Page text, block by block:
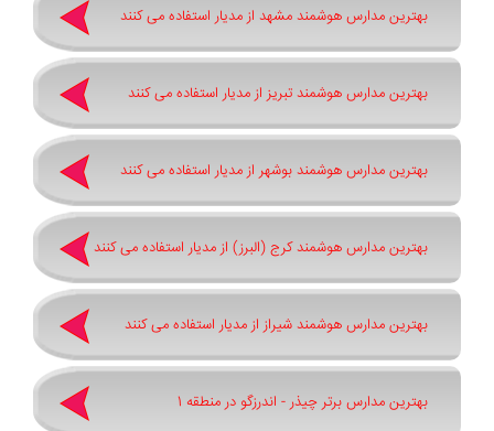
بهترین مدارس هوشمند مشهد از مدیار استفاده می کنند
بهترین مدارس هوشمند تبریز از مدیار استفاده می کنند
بهترین مدارس هوشمند بوشهر از مدیار استفاده می کنند
بهترین مدارس هوشمند کرج (البرز) از مدیار استفاده می کنند
بهترین مدارس هوشمند شیراز از مدیار استفاده می کنند
بهترین مدارس برتر چیذر - اندرزگو در منطقه 1